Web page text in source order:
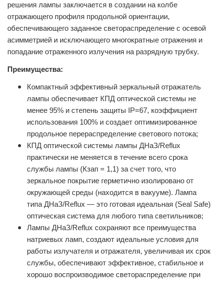
решения лампы заключается в создании на колбе
отражающего профиля продольной ориентации,
обеспечивающего заданное светораспределение с осевой
асимметрией и исключающего многократные отражения и
попадание отраженного излучения на разрядную трубку.
Преимущества:
Компактный эффективный зеркальный отражатель
лампы обеспечивает КПД оптической системы не
менее 95% и степень защиты IP=67, коэффициент
использования 100% и создает оптимизированное
продольное перераспределение светового потока;
КПД оптической системы лампы ДНаЗ/Reflux
практически не меняется в течение всего срока
службы лампы (Кзап = 1,1) за счет того, что
зеркальное покрытие герметично изолировано от
окружающей среды (находится в вакууме). Лампа
типа ДНаЗ/Reflux — это готовая идеальная (Seal Safe)
оптическая система для любого типа светильников;
Лампы ДНаЗ/Reflux сохраняют все преимущества
натриевых ламп, создают идеальные условия для
работы излучателя и отражателя, увеличивая их срок
службы, обеспечивают эффективное, стабильное и
хорошо воспроизводимое светораспределение при